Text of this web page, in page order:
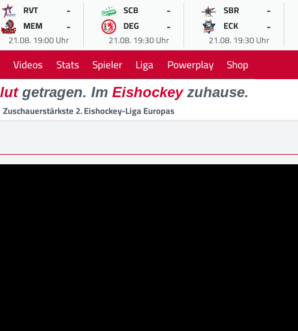
RVT -
MEM -
21.08. 19:00 Uhr
SCB -
DEG -
21.08. 19:30 Uhr
SBR -
ECK -
21.08. 19:30 Uhr
Videos Stats Spieler Liga Powerplay Shop
getragen. Im Eishockeyzuhause.
Zuschauerstärkste 2. Eishockey-Liga Europas